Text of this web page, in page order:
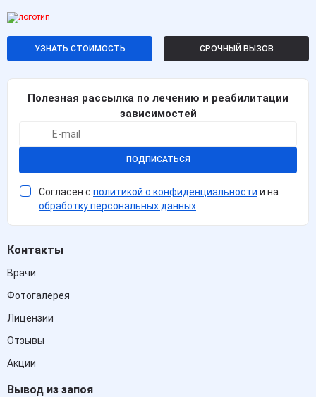
УЗНАТЬ СТОИМОСТЬ СРОЧНЫЙ ВЫЗОВ
Полезная рассылка по лечению и реабилитации
зависимостей
ПОДПИСАТЬСЯ
Согласен с политикой о конфиденциальности и на
обработку персональных данных
Контакты
Врачи
Фотогалерея
Лицензии
Отзывы
Акции
Вывод из запоя